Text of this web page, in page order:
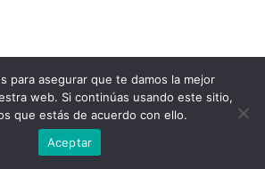
para asegurar que te damos la mejor
web. Si continúas usando este sitio,
que estás de acuerdo con ello.
Aceptar